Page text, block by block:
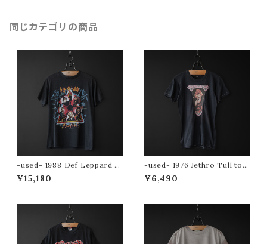
同じカテゴリの商品
-used- 1988 Def Leppard to
ur tee (Hysteria)
¥15,180
-used- 1976 Jethro Tull tou
r tee
¥6,490